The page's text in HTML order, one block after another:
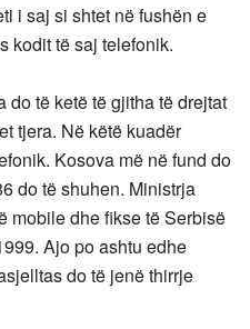
i saj si shtet në fushën e
kodit të saj telefonik.
të ketë të gjitha të drejtat
tjera. Në këtë kuadër
Kosova më në fund do
do të shuhen. Ministrja
mobile dhe fikse të Serbisë
Ajo po ashtu edhe
do të jenë thirrje